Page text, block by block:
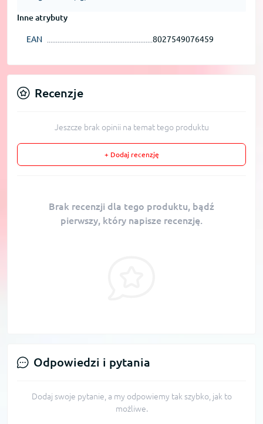
Inne atrybuty
EAN 8027549076459
Recenzje
Jeszcze brak opinii na temat tego produktu
+ Dodaj recenzję
Brak recenzji dla tego produktu, bądź
pierwszy, który napisze recenzję.
Odpowiedzi i pytania
Dodaj swoje pytanie, a my odpowiemy tak szybko, jak to
możliwe.